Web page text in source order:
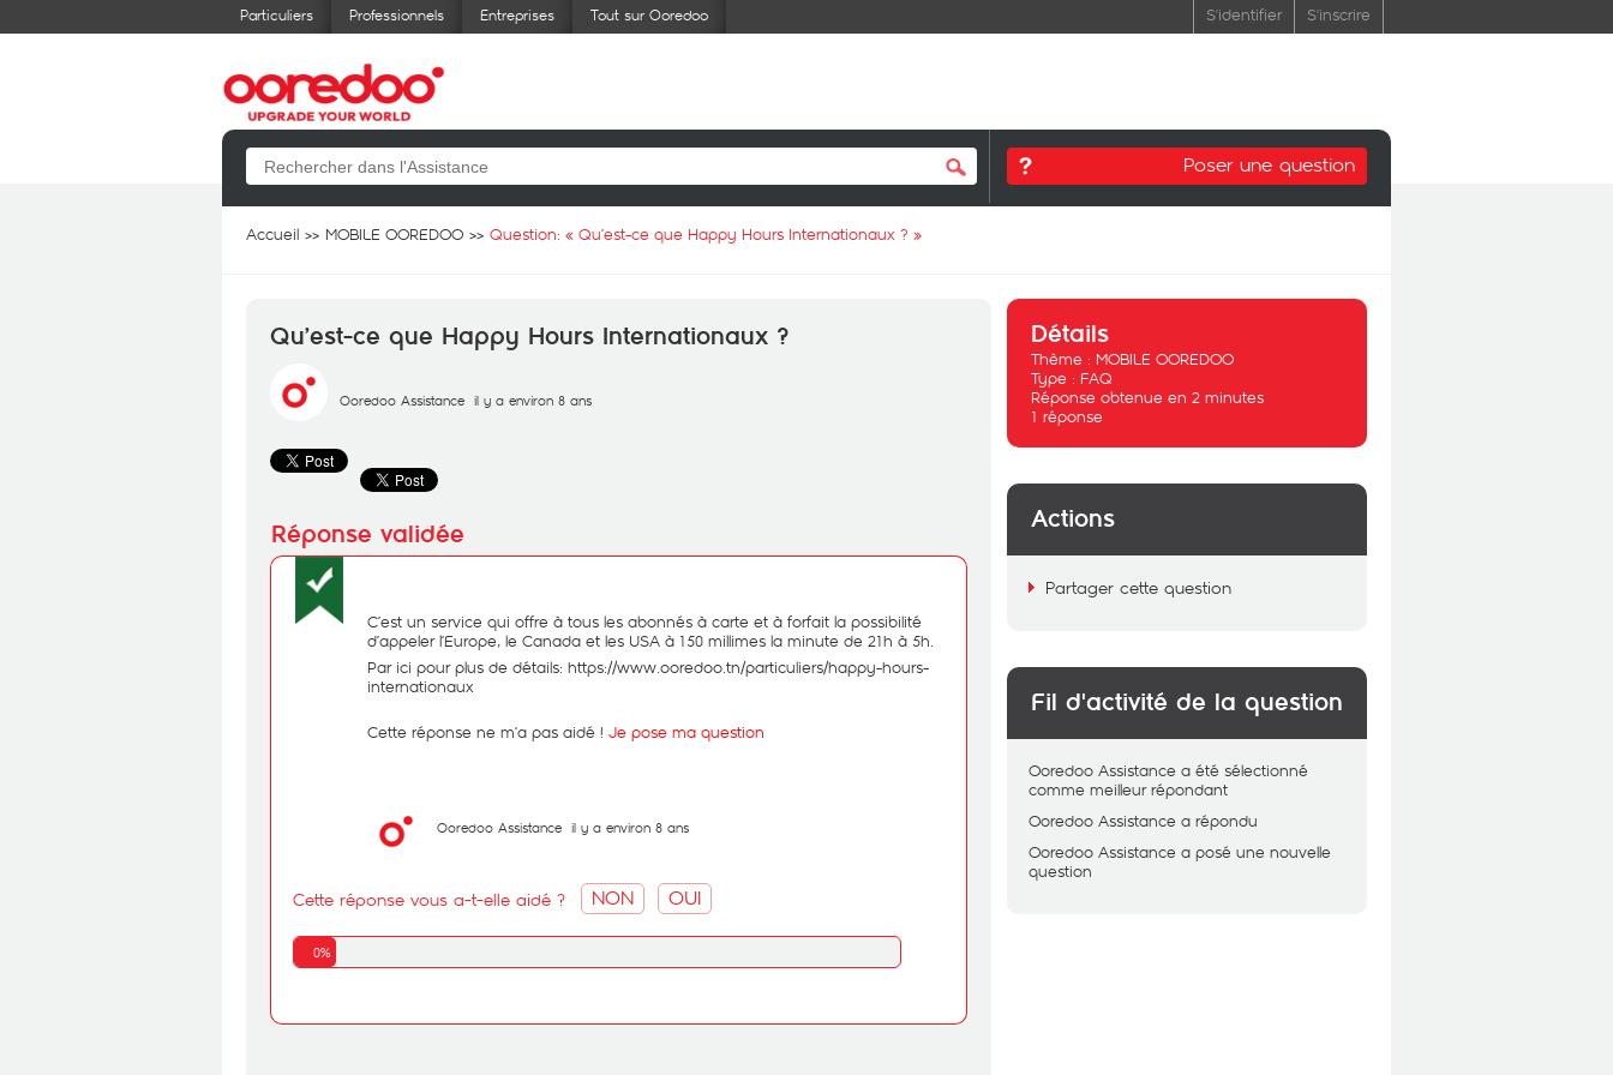
Particuliers Professionnels Entreprises Tout sur Ooredoo S'identifier S'inscrire
Poser une question
Accueil MOBILE OOREDOO Question: « Qu’est-ce que Happy Hours Internationaux ? »
Qu’est-ce que Happy Hours Internationaux ?
Ooredoo Assistance il y a environ 8 ans
C’est un service qui offre à tous les abonnés à carte et à forfait la possibilité
d’appeler l’Europe, le Canada et les USA à 150 millimes la minute de 21h à 5h.
Par ici pour plus de détails: https://www.ooredoo.tn/particuliers/happy-hours-
internationaux
Cette réponse ne m’a pas aidé ! Je pose ma question
Ooredoo Assistance il y a environ 8 ans
Cette réponse vous a-t-elle aidé ? NON OUI
0%
Détails
Thème : MOBILE OOREDOO
Type : FAQ
Réponse obtenue en 2 minutes
1 réponse
Actions
Partager cette question
Fil d'activité de la question
Ooredoo Assistance a été sélectionné
comme meilleur répondant
Ooredoo Assistance a répondu
Ooredoo Assistance a posé une nouvelle
question